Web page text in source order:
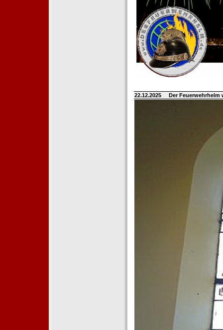
22.12.2025 Der